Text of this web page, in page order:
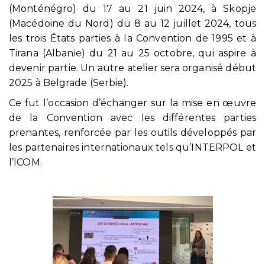
(Monténégro) du 17 au 21 juin 2024, à Skopje
(Macédoine du Nord) du 8 au 12 juillet 2024, tous
les trois États parties à la Convention de 1995 et à
Tirana (Albanie) du 21 au 25 octobre, qui aspire à
devenir partie. Un autre atelier sera organisé début
2025 à Belgrade (Serbie).
Ce fut l’occasion d’échanger sur la mise en œuvre
de la Convention avec les différentes parties
prenantes, renforcée par les outils développés par
les partenaires internationaux tels qu’INTERPOL et
l’ICOM.